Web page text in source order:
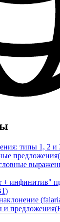
типы 1, 2 и
предложения(
+ инфинитив"
)
и предложения(